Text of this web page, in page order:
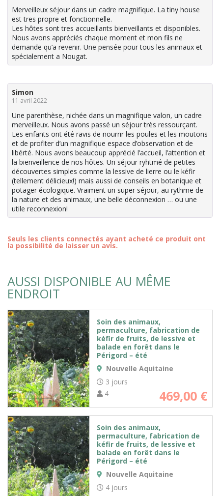
Merveilleux séjour dans un cadre magnifique. La tiny house
est tres propre et fonctionnelle.
Les hôtes sont tres accueillants bienveillants et disponibles.
Nous avons appréciés chaque moment et mon fils ne
demande qu’a revenir. Une pensée pour tous les animaux et
spécialement a Nougat.
Simon
11 avril 2022
Une parenthèse, nichée dans un magnifique valon, un cadre
merveilleux. Nous avons passé un séjour très ressourçant.
Les enfants ont été ravis de nourrir les poules et les moutons
et de profiter d’un magnifique espace d’observation et de
libérté. Nous avons beaucoup apprécié l’accueil, l’attention et
la bienveillence de nos hôtes. Un séjour ryhtmé de petites
découvertes simples comme la lessive de lierre ou le kéfir
(tellement délicieux!) mais aussi de conseils en botanique et
potager écologique. Vraiment un super séjour, au rythme de
la nature et des animaux, une belle déconnexion … ou une
utile reconnexion!
Seuls les clients connectés ayant acheté ce produit ont
la possibilité de laisser un avis.
AUSSI DISPONIBLE AU MÊME
ENDROIT
Soin des animaux,
permaculture, fabrication de
kéfir de fruits, de lessive et
balade en forêt dans le
Périgord – été
Nouvelle Aquitaine
3 jours
4
469,00 €
Soin des animaux,
permaculture, fabrication de
kéfir de fruits, de lessive et
balade en forêt dans le
Périgord – été
Nouvelle Aquitaine
4 jours